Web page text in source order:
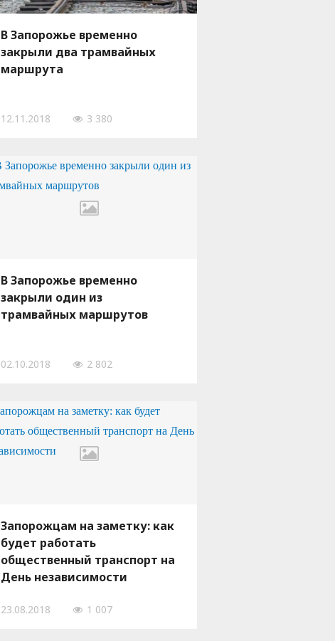
В Запорожье временно
закрыли два трамвайных
маршрута
12.11.2018 3 380
В Запорожье временно
закрыли один из
трамвайных маршрутов
02.10.2018 2 802
Запорожцам на заметку: как
будет работать
общественный транспорт на
День независимости
23.08.2018 1 007